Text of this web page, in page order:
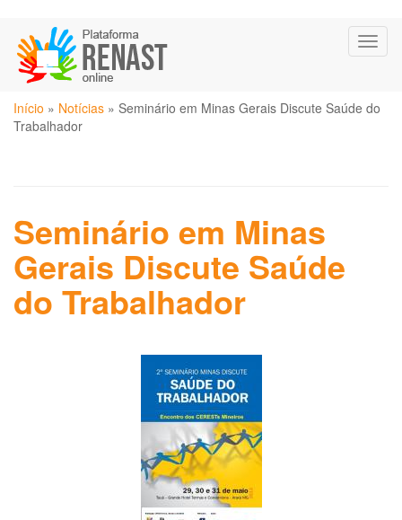
para
conteúdo
principal
Você
está
Início » Notícias » Seminário em Minas Gerais Discute Saúde do
Trabalhador
Seminário em Minas
Gerais Discute Saúde
do Trabalhador